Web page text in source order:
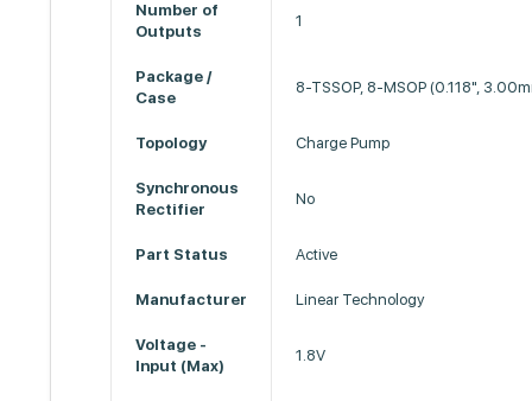
Number of
Outputs
1
Package /
Case
8-TSSOP, 8-MSOP (0.118",
Topology Charge Pump
Synchronous
Rectifier
No
Part Status Active
Manufacturer Linear Technology
Voltage -
Input (Max)
1.8V